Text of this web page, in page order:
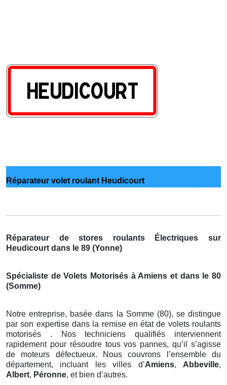
Réparateur volet roulant Heudicourt
Réparateur de stores roulants Électriques sur
Heudicourt dans le 89 (Yonne)
Spécialiste de Volets Motorisés à Amiens et dans le 80
(Somme)
Notre entreprise, basée dans la Somme (80), se distingue
par son expertise dans la remise en état de volets roulants
motorisés . Nos techniciens qualifiés interviennent
rapidement pour résoudre tous vos pannes, qu’il s’agisse
de moteurs défectueux. Nous couvrons l’ensemble du
département, incluant les villes d’Amiens, Abbeville,
Albert, Péronne, et bien d’autres.